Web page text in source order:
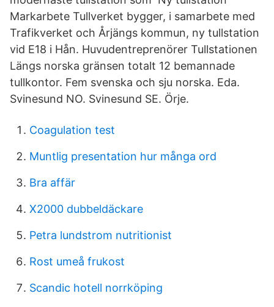
Markarbete Tullverket bygger, i samarbete med
Trafikverket och Årjängs kommun, ny tullstation
vid E18 i Hån. Huvudentreprenörer Tullstationen
Längs norska gränsen totalt 12 bemannade
tullkontor. Fem svenska och sju norska. Eda.
Svinesund NO. Svinesund SE. Örje.
Coagulation test
Muntlig presentation hur många ord
Bra affär
X2000 dubbeldäckare
Petra lundstrom nutritionist
Rost umeå frukost
Scandic hotell norrköping